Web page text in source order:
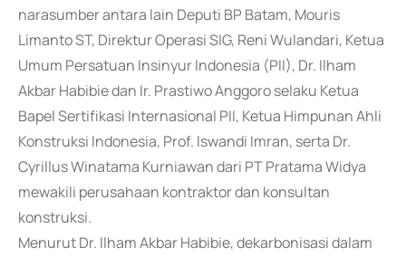
narasumber antara lain Deputi BP Batam, Mouris
Limanto ST, Direktur Operasi SIG, Reni Wulandari, Ketua
Umum Persatuan Insinyur Indonesia (PII), Dr. Ilham
Akbar Habibie dan Ir. Prastiwo Anggoro selaku Ketua
Bapel Sertifikasi Internasional PII, Ketua Himpunan Ahli
Konstruksi Indonesia, Prof. Iswandi Imran, serta Dr.
Cyrillus Winatama Kurniawan dari PT Pratama Widya
mewakili perusahaan kontraktor dan konsultan
konstruksi.
Menurut Dr. Ilham Akbar Habibie, dekarbonisasi dalam